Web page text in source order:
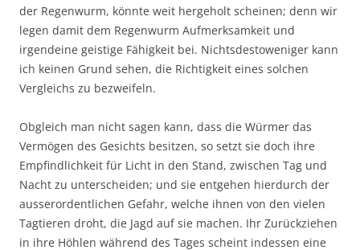
der Regenwurm, könnte weit hergeholt scheinen; denn wir
legen damit dem Regenwurm Aufmerksamkeit und
irgendeine geistige Fähigkeit bei. Nichtsdestoweniger kann
ich keinen Grund sehen, die Richtigkeit eines solchen
Vergleichs zu bezweifeln.
Obgleich man nicht sagen kann, dass die Würmer das
Vermögen des Gesichts besitzen, so setzt sie doch ihre
Empfindlichkeit für Licht in den Stand, zwischen Tag und
Nacht zu unterscheiden; und sie entgehen hierdurch der
ausserordentlichen Gefahr, welche ihnen von den vielen
Tagtieren droht, die Jagd auf sie machen. Ihr Zurückziehen
in ihre Höhlen während des Tages scheint indessen eine